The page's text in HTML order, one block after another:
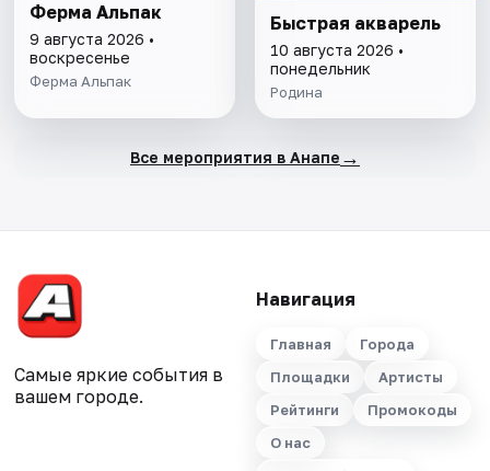
Ферма Альпак
9 августа 2026 •
воскресенье
Ферма Альпак
Быстрая акварель
10 августа 2026 •
понедельник
Родина
Все мероприятия в Анапе →
Самые яркие события в
вашем городе.
Навигация
Главная
Города
Площадки
Артисты
Рейтинги
Промокоды
О нас